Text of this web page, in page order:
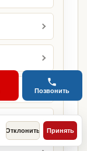
Отклонить Принять
Позвонить